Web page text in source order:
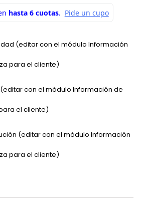
(editar con el módulo Información
para el cliente)
con el módulo Información de
el cliente)
(editar con el módulo Información
para el cliente)